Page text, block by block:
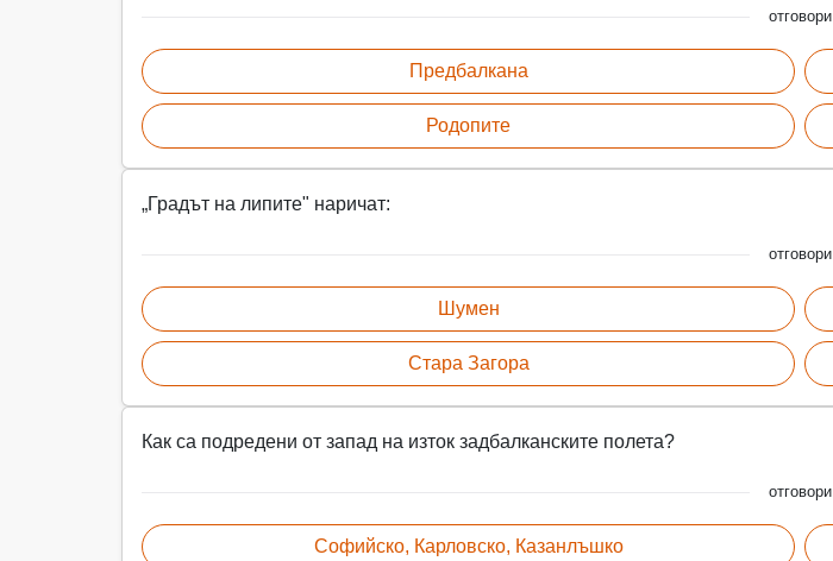
отговори
Предбалкана
Родопите
„Градът на липите" наричат:
отговори
Шумен
Стара Загора
Как са подредени от запад на изток задбалканските полета?
отговори
Софийско, Карловско, Казанлъшко